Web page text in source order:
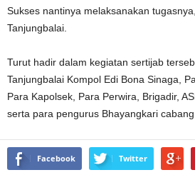
Sukses nantinya melaksanakan
Tanjungbalai.
Turut hadir dalam kegiatan sertijab
Tanjungbalai Kompol Edi Bona Sinaga,
Para Kapolsek, Para Perwira, Brigadir,
serta para pengurus Bhayangkari
Facebook Twitter